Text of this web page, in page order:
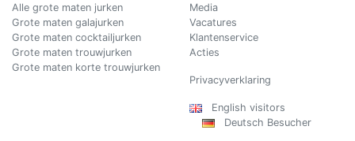
Alle grote maten jurken
Grote maten galajurken
Grote maten cocktailjurken
Grote maten trouwjurken
Grote maten korte trouwjurken
Media
Vacatures
Klantenservice
Acties
Privacyverklaring
English visitors
Deutsch Besucher